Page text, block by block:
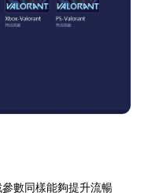
數同樣能夠提升流暢